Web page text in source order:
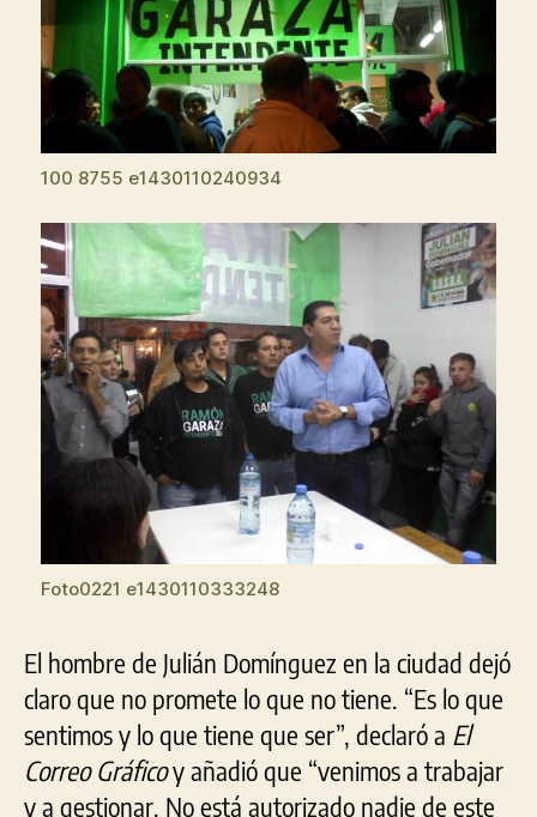
100 8755 e1430110240934
Foto0221 e1430110333248
El hombre de Julián Domínguez en la ciudad dejó
claro que no promete lo que no tiene. “Es lo que
sentimos y lo que tiene que ser”, declaró a El
Correo Gráficoy añadió que “venimos a trabajar
y a gestionar. No está autorizado nadie de este